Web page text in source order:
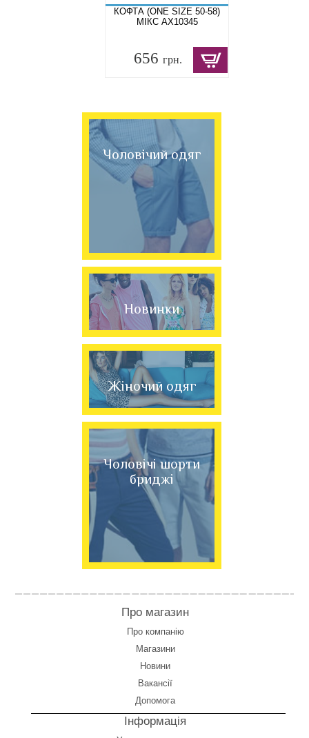
КОФТА (ONE SIZE 50-58)
МІКС AX10345
656 грн.
Чоловічий одяг
Новинки
Жіночий одяг
Чоловічі шорти
бриджі
Про магазин
Про компанію
Магазини
Новини
Вакансії
Допомога
Інформація